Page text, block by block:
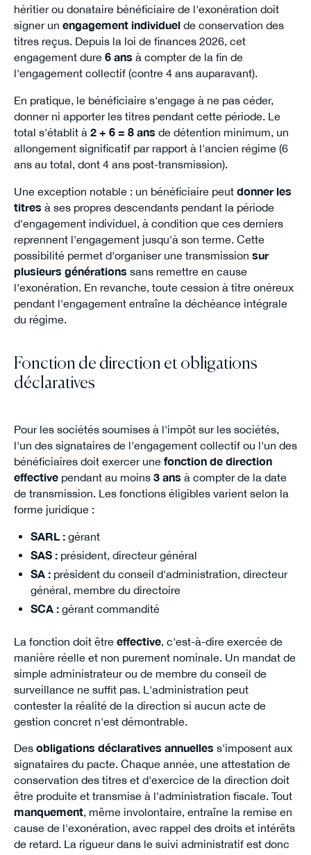
héritier ou donataire bénéficiaire de l'exonération doit
signer un engagement individuelde conservation des
titres reçus. Depuis la loi de finances 2026, cet
engagement dure 6 ans à compter de la fin de
l'engagement collectif (contre 4 ans auparavant).
En pratique, le bénéficiaire s'engage à ne pas céder,
donner ni apporter les titres pendant cette période. Le
total s'établit à 2 + 6 = 8 ans de détention minimum, un
allongement significatif par rapport à l'ancien régime (6
ans au total, dont 4 ans post-transmission).
Une exception notable : un bénéficiaire peut donner les
titres à ses propres descendants pendant la période
d'engagement individuel, à condition que ces derniers
reprennent l'engagement jusqu'à son terme. Cette
possibilité permet d'organiser une transmission sur
plusieurs générations sans remettre en cause
l'exonération. En revanche, toute cession à titre onéreux
pendant l'engagement entraîne la déchéance intégrale
du régime.
Fonction de direction et obligations
déclaratives
Pour les sociétés soumises à l'impôt sur les sociétés,
l'un des signataires de l'engagement collectif ou l'un des
bénéficiaires doit exercer une fonction de direction
effectivependant au moins 3 ans à compter de la date
de transmission. Les fonctions éligibles varient selon la
forme juridique :
SARL :gérant
SAS :président, directeur général
SA :président du conseil d'administration, directeur
général, membre du directoire
SCA :gérant commandité
La fonction doit être effective, c'est-à-dire exercée de
manière réelle et non purement nominale. Un mandat de
simple administrateur ou de membre du conseil de
surveillance ne suffit pas. L'administration peut
contester la réalité de la direction si aucun acte de
gestion concret n'est démontrable.
Des obligations déclaratives annuelles s'imposent aux
signataires du pacte. Chaque année, une attestation de
conservation des titres et d'exercice de la direction doit
être produite et transmise à l'administration fiscale. Tout
manquement, même involontaire, entraîne la remise en
cause de l'exonération, avec rappel des droits et intérêts
de retard. La rigueur dans le suivi administratif est donc